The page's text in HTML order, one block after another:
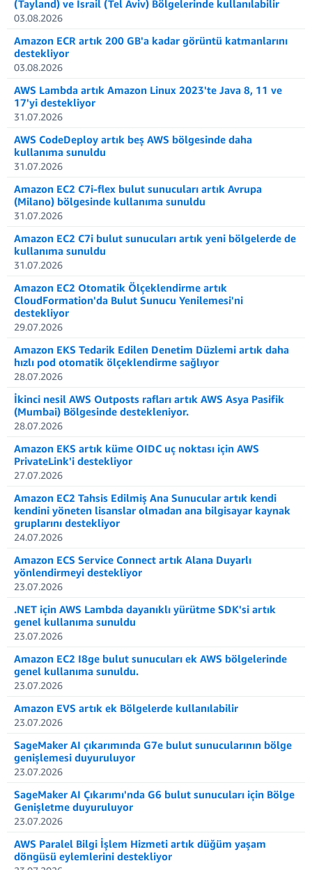
(Tayland) ve İsrail (Tel Aviv) Bölgelerinde kullanılabilir
03.08.2026
Amazon ECR artık 200 GB'a kadar görüntü katmanlarını
destekliyor
03.08.2026
AWS Lambda artık Amazon Linux 2023'te Java 8, 11 ve
17'yi destekliyor
31.07.2026
AWS CodeDeploy artık beş AWS bölgesinde daha
kullanıma sunuldu
31.07.2026
Amazon EC2 C7i-flex bulut sunucuları artık Avrupa
(Milano) bölgesinde kullanıma sunuldu
31.07.2026
Amazon EC2 C7i bulut sunucuları artık yeni bölgelerde de
kullanıma sunuldu
31.07.2026
Amazon EC2 Otomatik Ölçeklendirme artık
CloudFormation'da Bulut Sunucu Yenilemesi'ni
destekliyor
29.07.2026
Amazon EKS Tedarik Edilen Denetim Düzlemi artık daha
hızlı pod otomatik ölçeklendirme sağlıyor
28.07.2026
İkinci nesil AWS Outposts rafları artık AWS Asya Pasifik
(Mumbai) Bölgesinde destekleniyor.
28.07.2026
Amazon EKS artık küme OIDC uç noktası için AWS
PrivateLink'i destekliyor
27.07.2026
Amazon EC2 Tahsis Edilmiş Ana Sunucular artık kendi
kendini yöneten lisanslar olmadan ana bilgisayar kaynak
gruplarını destekliyor
24.07.2026
Amazon ECS Service Connect artık Alana Duyarlı
yönlendirmeyi destekliyor
23.07.2026
.NET için AWS Lambda dayanıklı yürütme SDK'si artık
genel kullanıma sunuldu
23.07.2026
Amazon EC2 I8ge bulut sunucuları ek AWS bölgelerinde
genel kullanıma sunuldu.
23.07.2026
Amazon EVS artık ek Bölgelerde kullanılabilir
23.07.2026
SageMaker AI çıkarımında G7e bulut sunucularının bölge
genişlemesi duyuruluyor
23.07.2026
SageMaker AI Çıkarımı'nda G6 bulut sunucuları için Bölge
Genişletme duyuruluyor
23.07.2026
AWS Paralel Bilgi İşlem Hizmeti artık düğüm yaşam
döngüsü eylemlerini destekliyor